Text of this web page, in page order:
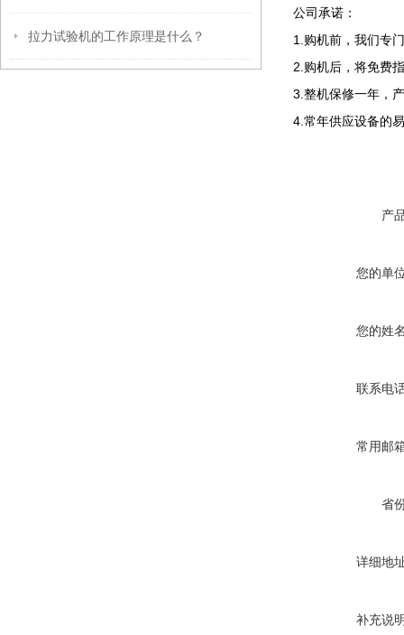
拉力试验机的工作原理是什么？
公司承诺：
1. 购机前，我们专
2. 购机后，将免费
3. 整机保修一年，
4. 常年供应设备的
产
您的单
您的姓
联系电
常用邮
省
详细地
补充说